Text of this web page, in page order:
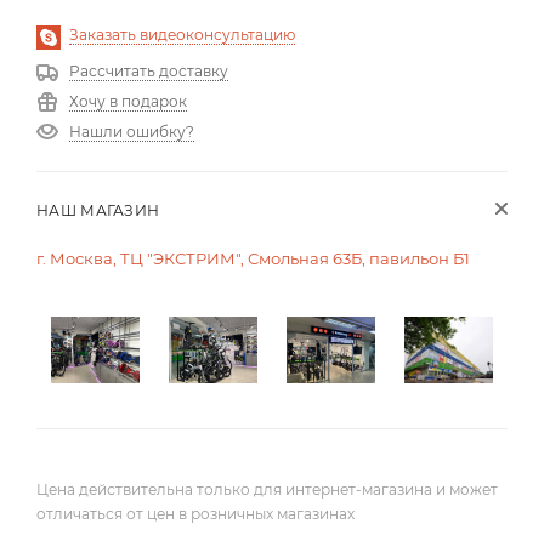
Заказать видеоконсультацию
Рассчитать доставку
Хочу в подарок
Нашли ошибку?
НАШ МАГАЗИН
г. Москва, ТЦ "ЭКСТРИМ", Смольная 63Б, павильон Б1
Цена действительна только для интернет-магазина и может
отличаться от цен в розничных магазинах